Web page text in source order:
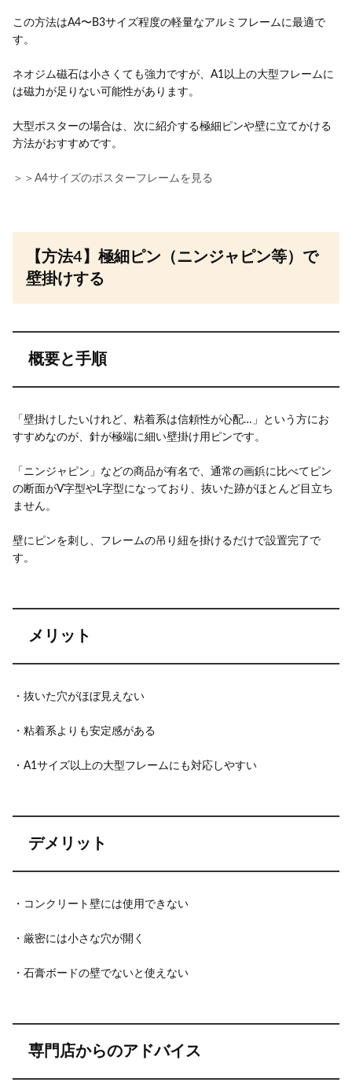
この方法はA4〜B3サイズ程度の軽量なアルミフレームに最適で
す。
ネオジム磁石は小さくても強力ですが、A1以上の大型フレームに
は磁力が足りない可能性があります。
大型ポスターの場合は、次に紹介する極細ピンや壁に立てかける
方法がおすすめです。
＞＞A4サイズのポスターフレームを見る
【方法4】極細ピン（ニンジャピン等）で
壁掛けする
概要と手順
「壁掛けしたいけれど、粘着系は信頼性が心配…」という方にお
すすめなのが、針が極端に細い壁掛け用ピンです。
「ニンジャピン」などの商品が有名で、通常の画鋲に比べてピン
の断面がV字型やL字型になっており、抜いた跡がほとんど目立ち
ません。
壁にピンを刺し、フレームの吊り紐を掛けるだけで設置完了で
す。
メリット
・抜いた穴がほぼ見えない
・粘着系よりも安定感がある
・A1サイズ以上の大型フレームにも対応しやすい
デメリット
・コンクリート壁には使用できない
・厳密には小さな穴が開く
・石膏ボードの壁でないと使えない
専門店からのアドバイス